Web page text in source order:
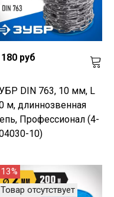
руб
DIN 763, 10 мм, L
м, длиннозвенная
Профессионал (4-
10)
13%
Товар отсутствует